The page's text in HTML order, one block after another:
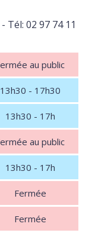
Tél: 02 97 74 11
au public
13h30 - 17h30
13h30 - 17h
au public
13h30 - 17h
Fermée
Fermée